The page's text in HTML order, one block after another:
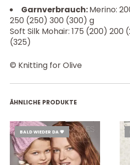
Garnverbrauch:Merino:
250 (250) 300 (300) g
Soft Silk Mohair: 175 (200) 200
(325)
© Knitting for Olive
ÄHNLICHE PRODUKTE
BALD WIEDER DA 💗